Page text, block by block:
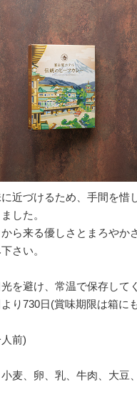
近づけるため、手間を惜
した。
ら来る優しさとまろやか
さい。
を避け、常温で保存して
り730日(賞味期限は箱に
前)
麦、卵、乳、牛肉、大豆